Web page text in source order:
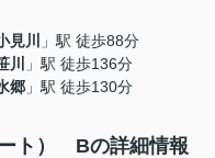
見川
」駅 徒歩88分
川
」駅 徒歩136分
郷 」駅 徒歩130分
ト） Bの詳細情報